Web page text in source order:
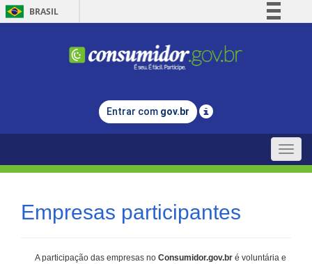
BRASIL
Comunica BR
Legislação
Entrar com gov.br
Toggle
Empresas participantes
A participação das empresas no Consumidor.gov.br é voluntária e